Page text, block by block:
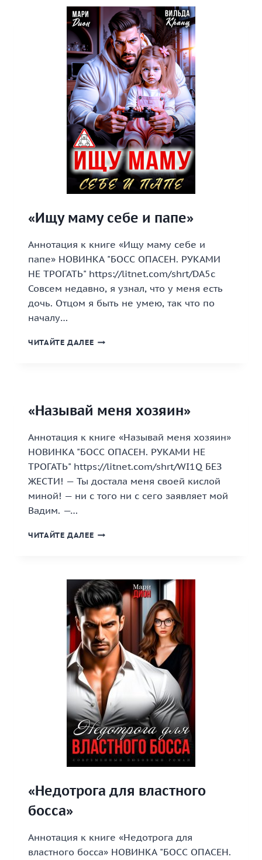
«Ищу маму себе и папе»
Аннотация к книге «Ищу маму себе и
папе» НОВИНКА "БОСС ОПАСЕН. РУКАМИ
НЕ ТРОГАТЬ" https://litnet.com/shrt/DA5c
Совсем недавно, я узнал, что у меня есть
дочь. Отцом я быть не умею, так что по
началу…
ЧИТАЙТЕ ДАЛЕЕ «ИЩУ
«Называй меня хозяин»
Аннотация к книге «Называй меня хозяин»
НОВИНКА "БОСС ОПАСЕН. РУКАМИ НЕ
ТРОГАТЬ" https://litnet.com/shrt/WI1Q БЕЗ
ЖЕСТИ! — Ты достала меня своей кислой
миной! — ни с того ни с сего заявляет мой
Вадим. —…
ЧИТАЙТЕ ДАЛЕЕ «НАЗЫВАЙ
«Недотрога для властного
босса»
Аннотация к книге «Недотрога для
властного босса» НОВИНКА "БОСС ОПАСЕН.